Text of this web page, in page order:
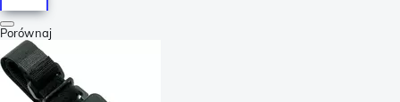
Porównaj